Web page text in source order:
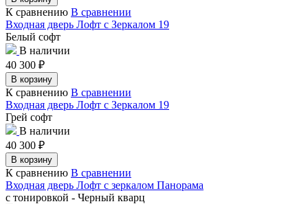
К сравнению В сравнении
Входная дверь Лофт с Зеркалом 19
Белый софт
В наличии
40 300 ₽
В корзину
К сравнению В сравнении
Входная дверь Лофт с Зеркалом 19
Грей софт
В наличии
40 300 ₽
В корзину
К сравнению В сравнении
Входная дверь Лофт с зеркалом Панорама
с тонировкой - Черный кварц